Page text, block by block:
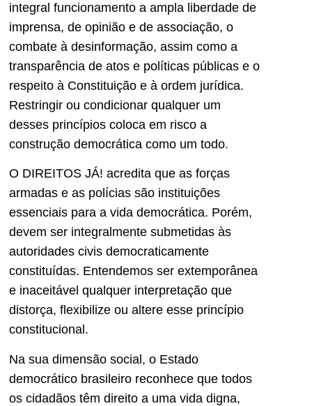
integral funcionamento a ampla liberdade de
imprensa, de opinião e de associação, o
combate à desinformação, assim como a
transparência de atos e políticas públicas e o
respeito à Constituição e à ordem jurídica.
Restringir ou condicionar qualquer um
desses princípios coloca em risco a
construção democrática como um todo.
O DIREITOS JÁ! acredita que as forças
armadas e as polícias são instituições
essenciais para a vida democrática. Porém,
devem ser integralmente submetidas às
autoridades civis democraticamente
constituídas. Entendemos ser extemporânea
e inaceitável qualquer interpretação que
distorça, flexibilize ou altere esse princípio
constitucional.
Na sua dimensão social, o Estado
democrático brasileiro reconhece que todos
os cidadãos têm direito a uma vida digna,